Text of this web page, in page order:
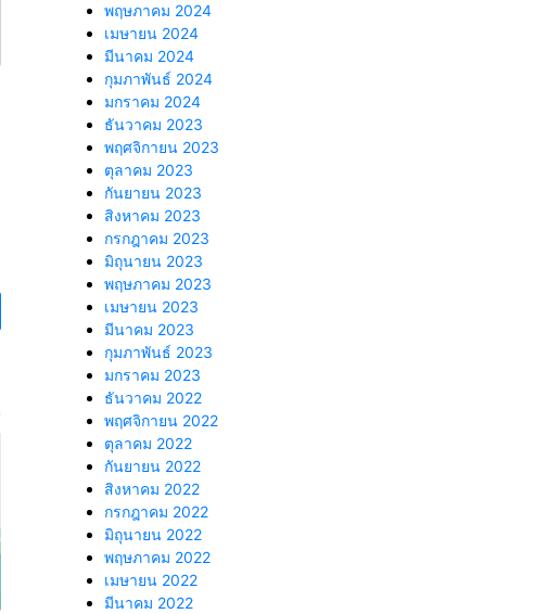
พฤษภาคม 2024
เมษายน 2024
มีนาคม 2024
กุมภาพันธ์ 2024
มกราคม 2024
ธันวาคม 2023
พฤศจิกายน 2023
ตุลาคม 2023
กันยายน 2023
สิงหาคม 2023
กรกฎาคม 2023
มิถุนายน 2023
พฤษภาคม 2023
เมษายน 2023
มีนาคม 2023
กุมภาพันธ์ 2023
มกราคม 2023
ธันวาคม 2022
พฤศจิกายน 2022
ตุลาคม 2022
กันยายน 2022
สิงหาคม 2022
กรกฎาคม 2022
มิถุนายน 2022
พฤษภาคม 2022
เมษายน 2022
มีนาคม 2022